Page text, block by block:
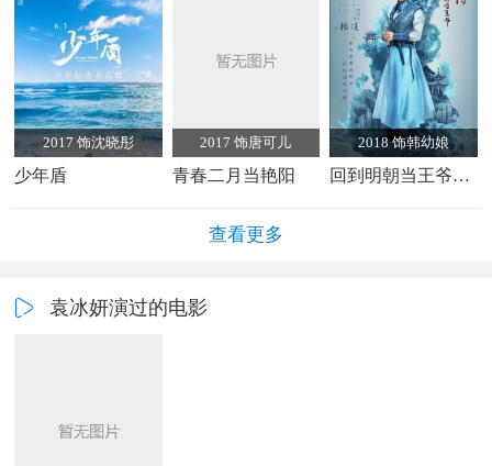
2017 饰沈晓彤
少年盾
2017 饰唐可儿
青春二月当艳阳
2018 饰韩幼娘
回到明朝当王爷之杨凌传
查看更多
袁冰妍演过的电影